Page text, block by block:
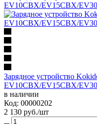
Зарядное устройство
EV10CBX/EV15CBX/
в наличии
Код: 00000202
2 130 руб./шт